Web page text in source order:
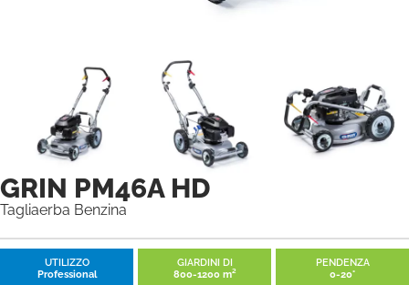
GRIN PM46A HD
Tagliaerba Benzina
UTILIZZO
Professional
GIARDINI DI
800-1200 m²
PENDENZA
0-20°